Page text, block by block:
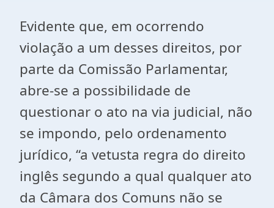
Evidente que, em ocorrendo
violação a um desses direitos, por
parte da Comissão Parlamentar,
abre-se a possibilidade de
questionar o ato na via judicial, não
se impondo, pelo ordenamento
jurídico, “a vetusta regra do direito
inglês segundo a qual qualquer ato
da Câmara dos Comuns não se